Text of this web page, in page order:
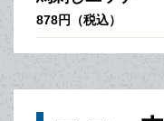
878円（税込）